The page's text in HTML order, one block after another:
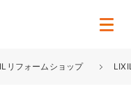
リフォームショップ